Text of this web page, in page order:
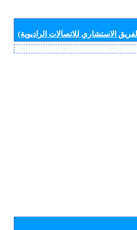
الاستشاري للاتصالات الراديوية)